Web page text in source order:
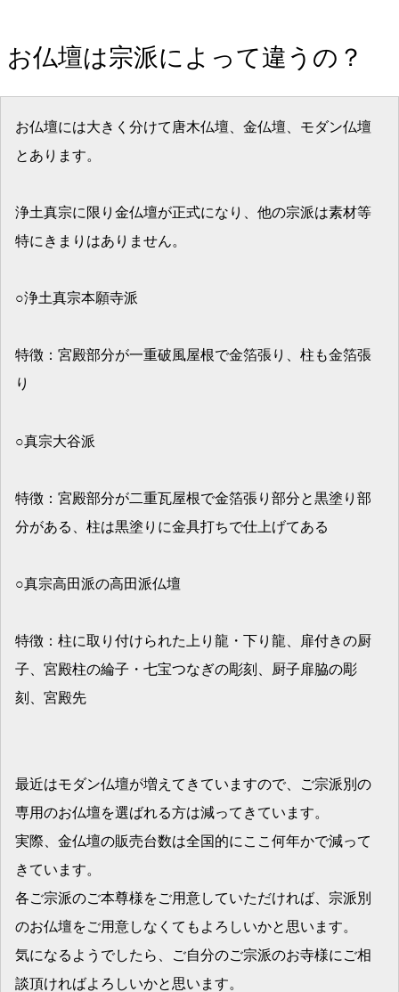
お仏壇は宗派によって違うの？
お仏壇には大きく分けて唐木仏壇、金仏壇、モダン仏壇
とあります。
浄土真宗に限り金仏壇が正式になり、他の宗派は素材等
特にきまりはありません。
○浄土真宗本願寺派
特徴：宮殿部分が一重破風屋根で金箔張り、柱も金箔張
り
○真宗大谷派
特徴：宮殿部分が二重瓦屋根で金箔張り部分と黒塗り部
分がある、柱は黒塗りに金具打ちで仕上げてある
○真宗高田派の高田派仏壇
特徴：柱に取り付けられた上り龍・下り龍、扉付きの厨
子、宮殿柱の綸子・七宝つなぎの彫刻、厨子扉脇の彫
刻、宮殿先
最近はモダン仏壇が増えてきていますので、ご宗派別の
専用のお仏壇を選ばれる方は減ってきています。
実際、金仏壇の販売台数は全国的にここ何年かで減って
きています。
各ご宗派のご本尊様をご用意していただければ、宗派別
のお仏壇をご用意しなくてもよろしいかと思います。
気になるようでしたら、ご自分のご宗派のお寺様にご相
談頂ければよろしいかと思います。